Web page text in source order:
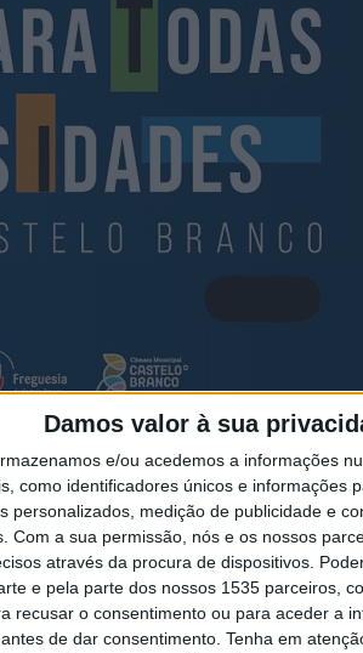
Damos valor à sua
e/ou acedemos a informações
como identificadores únicos e informações
personalizados, medição de publicidade e
Com a sua permissão, nós e os nossos
através da procura de dispositivos.
e pela parte dos nossos 1535 parceiros,
recusar o consentimento ou para aceder a
de dar consentimento. Tenha em
está de volta a Castelo Branco entre 16
em parceria com o Váatão – Teatro
Branco, o projeto irá apresentar